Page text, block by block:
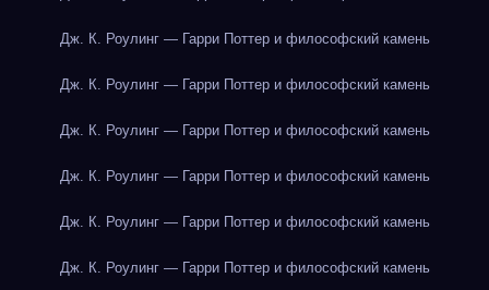
Дж. К. Роулинг — Гарри Поттер и философский камень
Дж. К. Роулинг — Гарри Поттер и философский камень
Дж. К. Роулинг — Гарри Поттер и философский камень
Дж. К. Роулинг — Гарри Поттер и философский камень
Дж. К. Роулинг — Гарри Поттер и философский камень
Дж. К. Роулинг — Гарри Поттер и философский камень